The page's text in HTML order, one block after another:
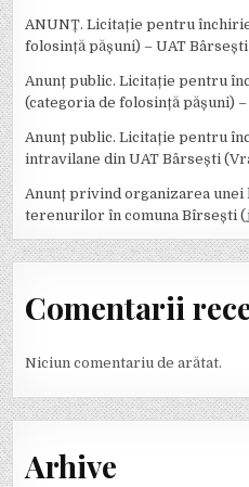
ANUNȚ. Licitație pentru
folosință pășuni) – UAT
Anunț public. Licitație pentru
(categoria de folosință pășuni)
Anunț public. Licitație pentru
intravilane din UAT Bârsești
Anunț privind organizarea
terenurilor în comuna Bîrsești
Comentarii
Niciun comentariu de arătat.
Arhive